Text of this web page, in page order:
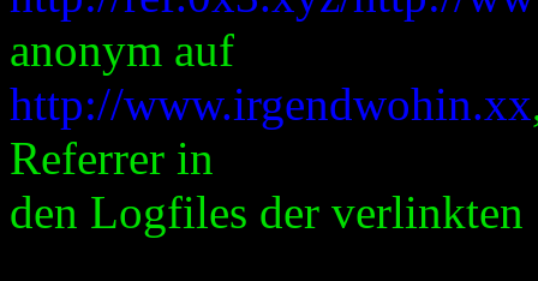
anonym auf
http://www.irgendwohin.xx
Referrer in
den Logfiles der verlinkten